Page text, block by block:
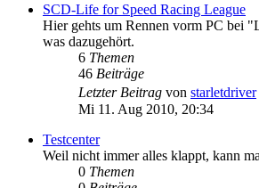
SCD-Life for Speed Racing League
Hier gehts um Rennen vorm PC bei
was dazugehört.
6 Themen
46 Beiträge
Letzter Beitrag von starletdriver
Mi 11. Aug 2010, 20:34
Testcenter
Weil nicht immer alles klappt, kann
0 Themen